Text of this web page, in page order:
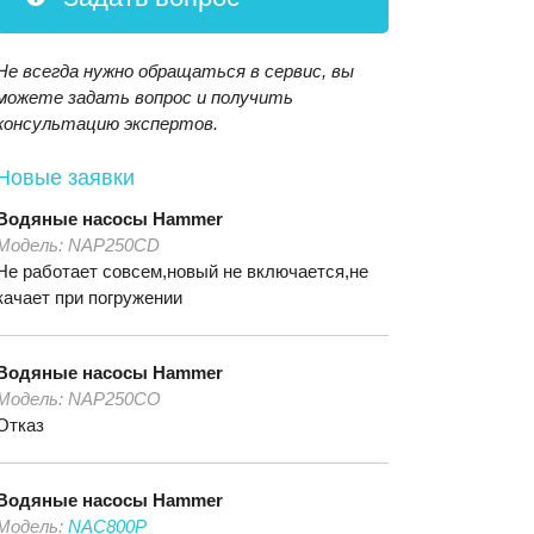
всегда нужно обращаться в сервис, вы
задать вопрос и получить
экспертов.
заявки
насосы Hammer
NAP250CD
работает совсем,новый не включается,не
при погружении
насосы Hammer
NAP250CO
насосы Hammer
NAC800P